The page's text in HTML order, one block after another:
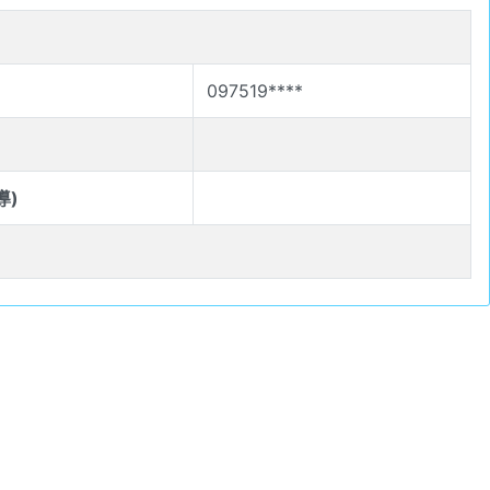
097519****
)